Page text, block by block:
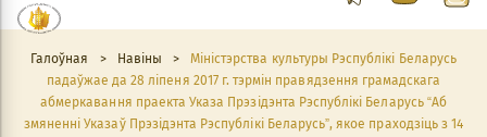
Галоўная > Навіны >
Міністэрства культуры Рэспублікі Беларусь
падаўжае да 28 ліпеня 2017 г. тэрмін правядзення грамадскага
абмеркавання праекта Указа Прэзідэнта Рэспублікі Беларусь “Аб
змяненні Указаў Прэзідэнта Рэспублікі Беларусь”, якое праходзіць з 14